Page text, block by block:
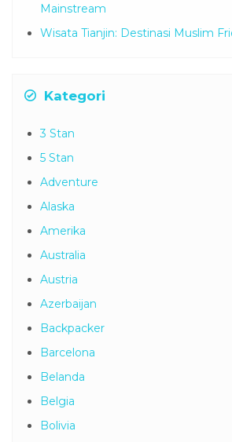
Mainstream
Wisata Tianjin: Destinasi Muslim
Kategori
3 Stan
5 Stan
Adventure
Alaska
Amerika
Australia
Austria
Azerbaijan
Backpacker
Barcelona
Belanda
Belgia
Bolivia